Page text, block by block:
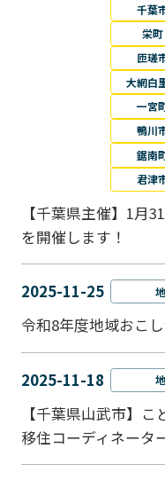
千葉
栄町
匝瑳
大網白
一宮
鴨川
鋸南
君津
【千葉県主催】1月
を開催します！
2025-11-25
令和8年度地域おこ
2025-11-18
【千葉県山武市】
移住コーディネータ